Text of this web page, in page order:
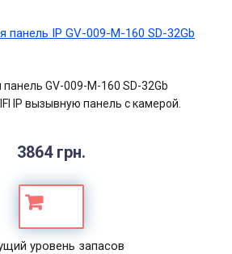
IP GV-009-M-160 SD-32Gb
GV-009-M-160 SD-32Gb
IP вызывную панель с камерой.
3864 грн.
уровень запасов